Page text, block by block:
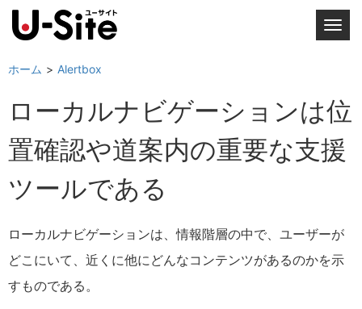
T
l
e
n
a
a
t
ホーム Alertbox
ローカルナビゲーションは位
置確認や道案内の重要な支援
ツールである
ローカルナビゲーションは、情報階層の中で、ユーザーが
どこにいて、近くに他にどんなコンテンツがあるのかを示
すものである。